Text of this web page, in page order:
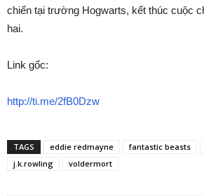
chiến tại trường Hogwarts, kết thúc cuộc
hai.
Link gốc:
http://ti.me/2fB0Dzw
TAGS eddie redmayne fantastic beasts
j.k.rowling
voldermort